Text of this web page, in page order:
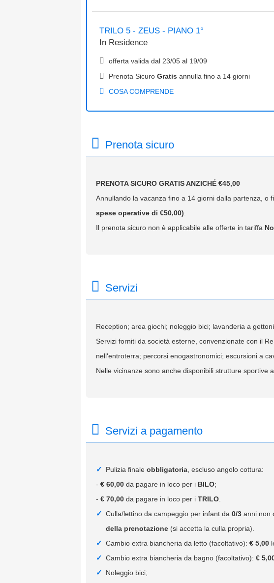
TRILO 5 - ZEUS - PIANO 1°
In Residence
offerta valida dal 23/05 al 19/09
Prenota Sicuro Gratis annulla fino a 14 giorni
COSA COMPRENDE
Prenota sicuro
PRENOTA SICURO GRATIS ANZICHÉ €45,00
Annullando la vacanza fino a 14 giorni dalla partenza,
spese operative di €50,00)
Il prenota sicuro non è applicabile alle offerte in tariffa
Servizi
Reception; area giochi; noleggio bici; lavanderia a
Servizi forniti da società esterne, convenzionate con il
nell'entroterra; percorsi enogastronomici; escursioni a
Nelle vicinanze sono anche disponibili strutture sportive
Servizi a pagamento
Pulizia finale obbligatoria , escluso angolo cottura:
- € 60,00 da pagare in loco per i BILO;
- € 70,00 da pagare in loco per i TRILO
Culla/lettino da campeggio per infant da 0/3 anni non
della prenotazione (si accetta la culla propria).
Cambio extra biancheria da letto (facoltativo): € 5,00
Cambio extra biancheria da bagno (facoltativo): €
Noleggio bici;